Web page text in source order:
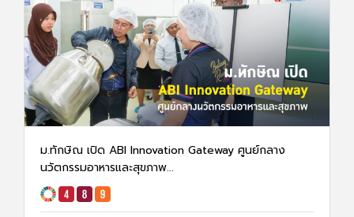
ม.ทักษิณ เปิด ABI Innovation Gateway ศูนย์กลาง
นวัตกรรมอาหารและสุขภาพ...